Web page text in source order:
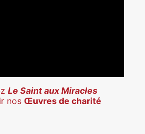
Le Saint aux Miracles
nos Œuvres de charité